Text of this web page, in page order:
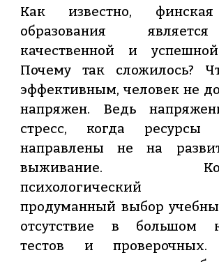
Как известно,
образования
качественной и
Почему так сложилось?
эффективным, человек не
напряжен. Ведь
стресс, когда ресурсы
направлены не на
выживание.
психологический
продуманный выбор
отсутствие в большом
тестов и